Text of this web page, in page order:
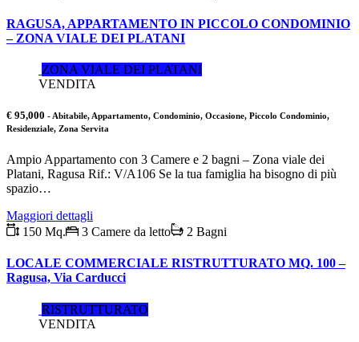
RAGUSA, APPARTAMENTO IN PICCOLO CONDOMINIO
– ZONA VIALE DEI PLATANI
ZONA VIALE DEI PLATANI
VENDITA
€ 95,000 - Abitabile, Appartamento, Condominio, Occasione, Piccolo Condominio,
Residenziale, Zona Servita
Ampio Appartamento con 3 Camere e 2 bagni – Zona viale dei
Platani, Ragusa Rif.: V/A106 Se la tua famiglia ha bisogno di più
spazio…
Maggiori dettagli
150 Mq.
3 Camere da letto 2 Bagni
LOCALE COMMERCIALE RISTRUTTURATO MQ. 100 –
Ragusa, Via Carducci
RISTRUTTURATO
VENDITA